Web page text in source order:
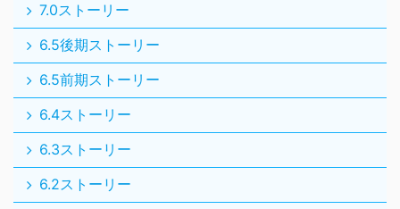
7.0ストーリー
6.5後期ストーリー
6.5前期ストーリー
6.4ストーリー
6.3ストーリー
6.2ストーリー